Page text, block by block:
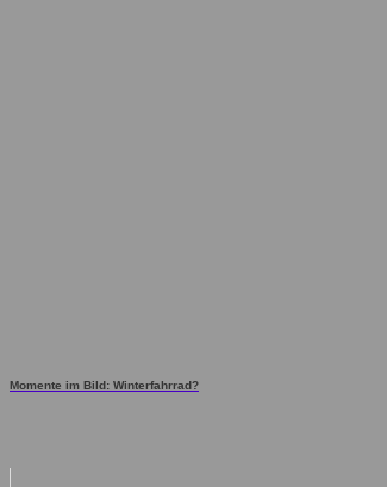
Momente im Bild: Winterfahrrad?